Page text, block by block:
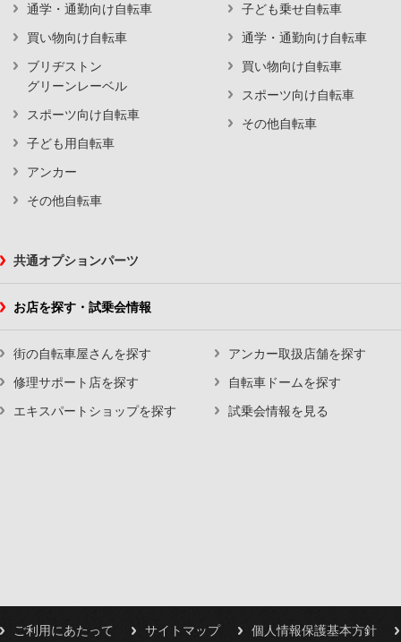
通学・通勤向け自転車
買い物向け自転車
ブリヂストン
グリーンレーベル
スポーツ向け自転車
子ども用自転車
アンカー
その他自転車
子ども乗せ自転車
通学・通勤向け自転車
買い物向け自転車
スポーツ向け自転車
その他自転車
共通オプションパーツ
お店を探す・試乗会情報
街の自転車屋さんを探す
修理サポート店を探す
エキスパートショップを探す
アンカー取扱店舗を探す
自転車ドームを探す
試乗会情報を見る
ご利用にあたって サイトマップ 個人情報保護基本方針